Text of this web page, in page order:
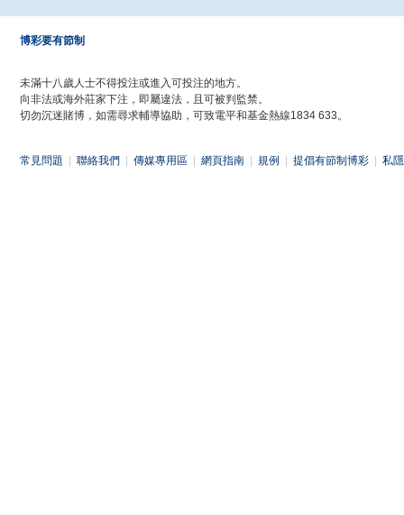
博彩要有節制
未滿十八歲人士不得投注或進入可投注的地方。
向非法或海外莊家下注，即屬違法，且可被判監禁。
切勿沉迷賭博，如需尋求輔導協助，可致電平和基金熱線1834 633。
常見問題 聯絡我們 傳媒專用區 網頁指南 規例 提倡有節制博彩 私